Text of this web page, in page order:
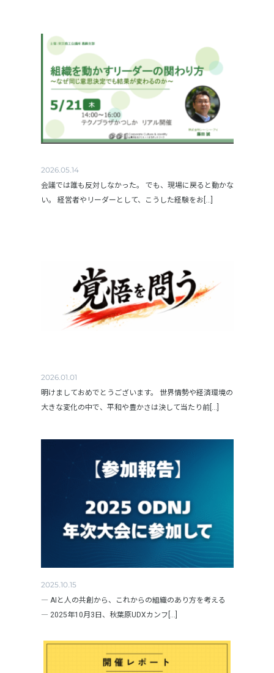
2026.05.14
会議では誰も反対しなかった。 でも、現場に戻ると動かな
い。 経営者やリーダーとして、こうした経験をお[...]
2026.01.01
明けましておめでとうございます。 世界情勢や経済環境の
大きな変化の中で、平和や豊かさは決して当たり前[...]
2025.10.15
― AIと人の共創から、これからの組織のあり方を考える
― 2025年10月3日、秋葉原UDXカンフ[...]